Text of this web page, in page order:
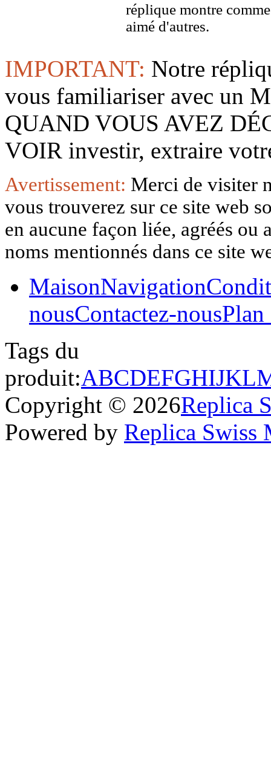
réplique montre
aimé d'autres.
IMPORTANT: Notre
vous familiariser avec un
QUAND VOUS AVEZ
VOIR investir, extraire
Avertissement: Merci de visiter
vous trouverez sur ce site web
en aucune façon liée, agréés
noms mentionnés dans ce site
MaisonNavigation
nousContactez-nousPlan
Tags du
produit:ABCDEFGHIJKL
Copyright © 2026Replica
Powered by Replica Swiss